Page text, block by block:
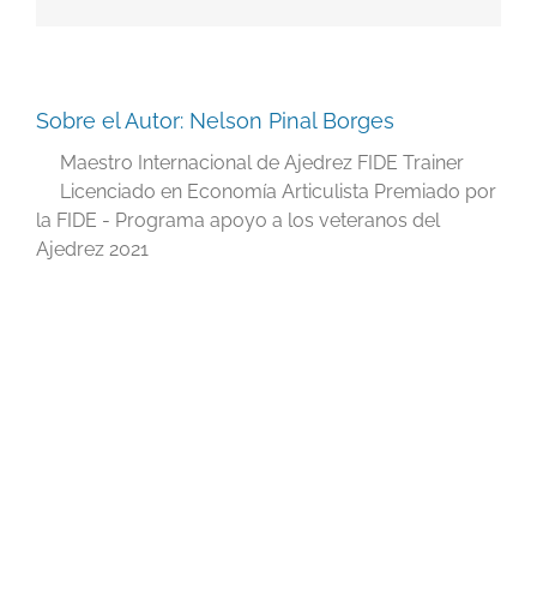
Sobre el Autor: Nelson Pinal Borges
Maestro Internacional de Ajedrez FIDE Trainer
Licenciado en Economía Articulista Premiado por
la FIDE - Programa apoyo a los veteranos del
Ajedrez 2021